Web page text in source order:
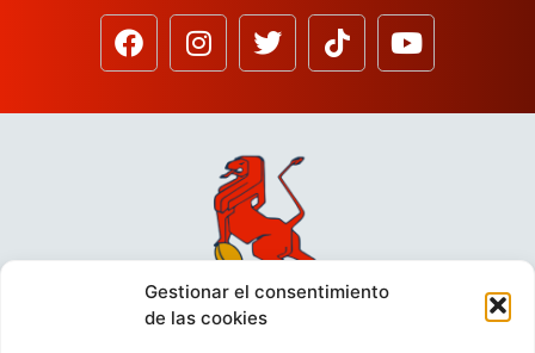
Gestionar el consentimiento
de las cookies